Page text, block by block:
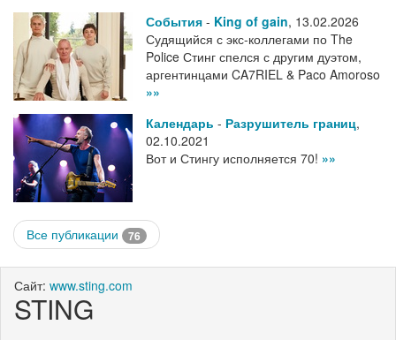
События - King of gain, 13.02.2026
Судящийся с экс-коллегами по The
Police Стинг спелся с другим дуэтом,
аргентинцами CA7RIEL & Paco Amoroso
»»
Календарь - Разрушитель границ,
02.10.2021
Вот и Стингу исполняется 70! »»
Все публикации 76
Сайт: www.sting.com
STING